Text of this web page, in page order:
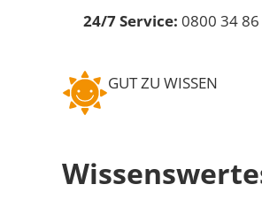
24/7 Service: 0800 34
GUT ZU WISSEN